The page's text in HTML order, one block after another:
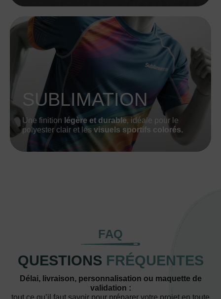
SUBLIMATION
Une finition légère et durable, idéale pour le
polyester clair et les visuels sportifs colorés.
FAQ
QUESTIONS FRÉQUENTES
Délai, livraison, personnalisation ou maquette de
validation :
tout ce qu’il faut savoir pour préparer votre projet en toute